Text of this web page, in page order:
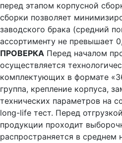
перед этапом корпусной
сборки позволяет
заводского брака (средний
ассортименту не превышает
ПРОВЕРКА Перед началом
осуществляется
комплектующих в формате
группа, крепление корпуса,
технических параметров на
long-life тест. Перед
продукции проходит
распространяется в среднем